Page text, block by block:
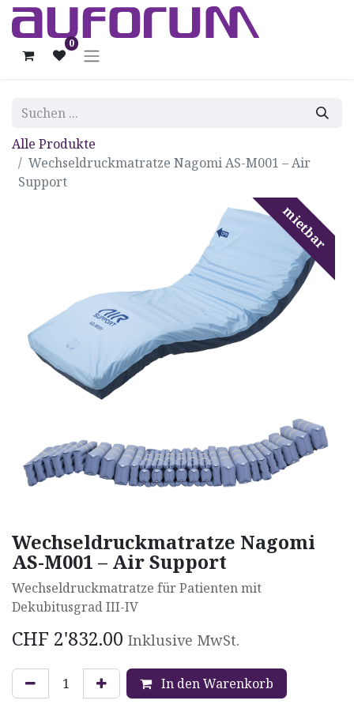
0
Alle Produkte
Wechseldruckmatratze Nagomi AS-M001 – Air
Support
mietbar
Wechseldruckmatratze Nagomi
AS-M001 – Air Support
Wechseldruckmatratze für Patienten mit
Dekubitusgrad III-IV
CHF 2'832.00 Inklusive MwSt.
In den Warenkorb